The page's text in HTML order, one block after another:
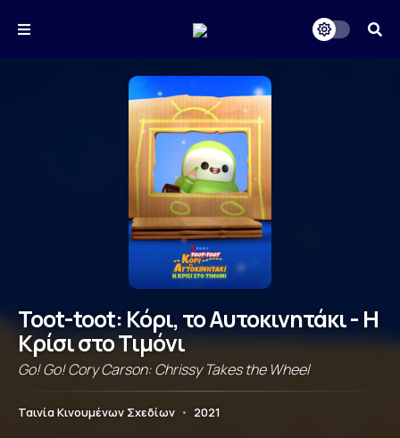
Toot-toot: Κόρι, το Αυτοκινητάκι - Η
Κρίσι στο Τιμόνι
Go! Go! Cory Carson: Chrissy Takes the Wheel
Ταινία Κινουμένων Σχεδίων • 2021